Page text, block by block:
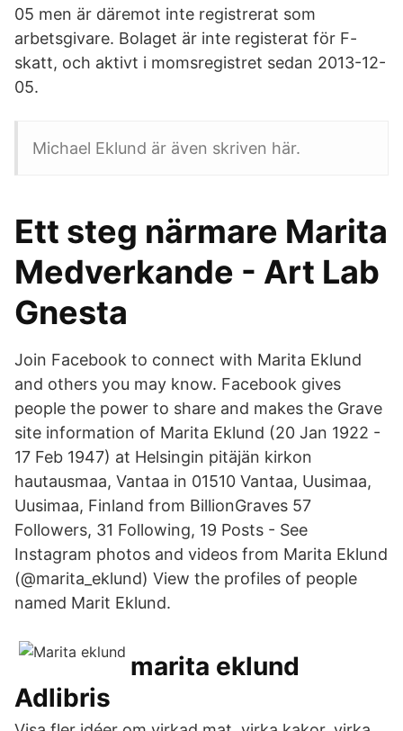
05 men är däremot inte registrerat som
arbetsgivare. Bolaget är inte registerat för F-
skatt, och aktivt i momsregistret sedan 2013-12-
05.
Michael Eklund är även skriven här.
Ett steg närmare Marita
Medverkande - Art Lab
Gnesta
Join Facebook to connect with Marita Eklund
and others you may know. Facebook gives
people the power to share and makes the Grave
site information of Marita Eklund (20 Jan 1922 -
17 Feb 1947) at Helsingin pitäjän kirkon
hautausmaa, Vantaa in 01510 Vantaa, Uusimaa,
Uusimaa, Finland from BillionGraves 57
Followers, 31 Following, 19 Posts - See
Instagram photos and videos from Marita Eklund
(@marita_eklund) View the profiles of people
named Marit Eklund.
marita eklund
Adlibris